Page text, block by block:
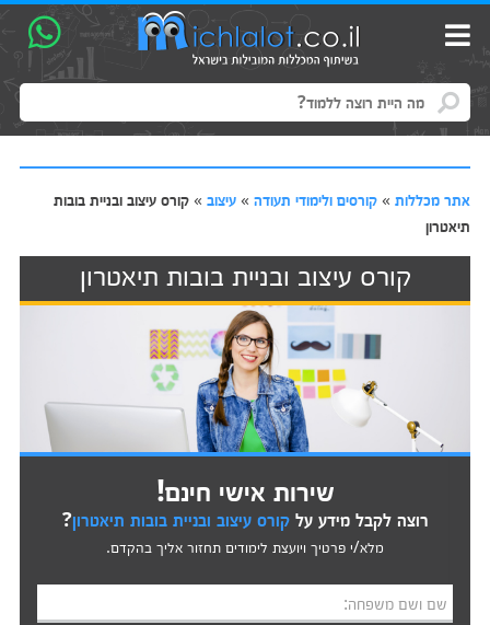
אתר מכללות» קורסים ולימודי תעודה» עיצוב» קורס עיצוב ובניית בובות
תיאטרון
קורס עיצוב ובניית בובות תיאטרון
שירות אישי חינם!
רוצה לקבל מידע עלקורס עיצוב ובניית בובות תיאטרון?
מלא/י פרטיך ויועצת לימודים תחזור אליך בהקדם.
שם ושם משפחה: